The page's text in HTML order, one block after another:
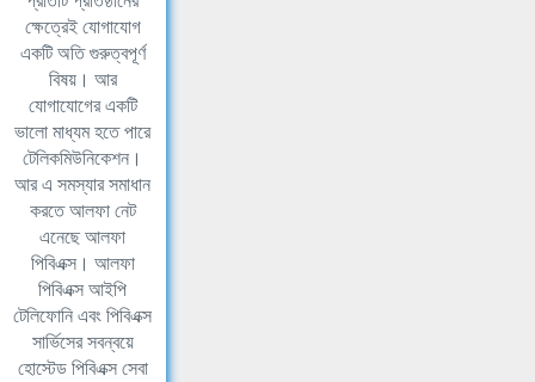
ক্ষেত্রেই যোগাযোগ
একটি অতি গুরুত্বপূর্ণ
বিষয়। আর
যোগাযোগের একটি
ভালো মাধ্যম হতে পারে
টেলিকমিউনিকেশন।
আর এ সমস্যার সমাধান
করতে আলফা নেট
এনেছে আলফা
পিবিএক্স। আলফা
পিবিএক্স আইপি
টেলিফোনি এবং পিবিএক্স
সার্ভিসের সবন্বয়ে
হোস্টেড পিবিএক্স সেবা